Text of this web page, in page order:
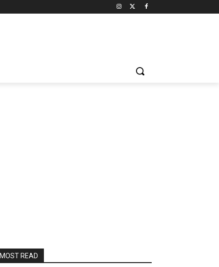
MOST READ